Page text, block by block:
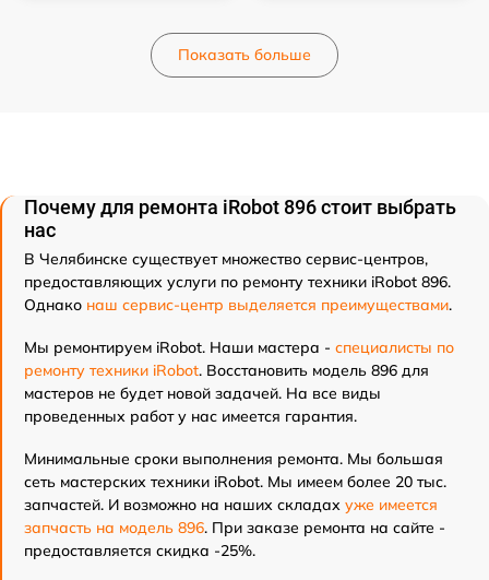
Показать больше
Почему для ремонта iRobot 896 стоит выбрать
нас
В Челябинске существует множество сервис-центров,
предоставляющих услуги по ремонту техники iRobot 896.
Однако наш сервис-центр выделяется преимуществами.
Мы ремонтируем iRobot. Наши мастера - специалисты по
ремонту техники iRobot. Восстановить модель 896 для
мастеров не будет новой задачей. На все виды
проведенных работ у нас имеется гарантия.
Минимальные сроки выполнения ремонта. Мы большая
сеть мастерских техники iRobot. Мы имеем более 20 тыс.
запчастей. И возможно на наших складах уже имеется
запчасть на модель 896. При заказе ремонта на сайте -
предоставляется скидка -25%.